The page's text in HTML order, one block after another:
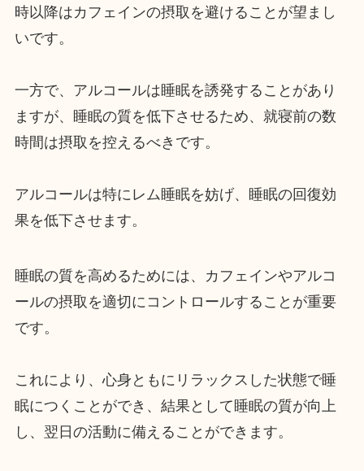
時以降はカフェインの摂取を避けることが望まし
いです。
一方で、アルコールは睡眠を誘発することがあり
ますが、睡眠の質を低下させるため、就寝前の数
時間は摂取を控えるべきです。
アルコールは特にレム睡眠を妨げ、睡眠の回復効
果を低下させます。
睡眠の質を高めるためには、カフェインやアルコ
ールの摂取を適切にコントロールすることが重要
です。
これにより、心身ともにリラックスした状態で睡
眠につくことができ、結果として睡眠の質が向上
し、翌日の活動に備えることができます。